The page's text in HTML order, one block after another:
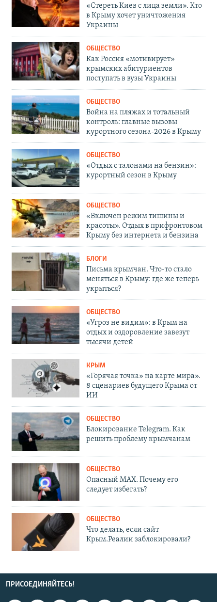
«Стереть Киев с лица земли». Кто
в Крыму хочет уничтожения
Украины
ОБЩЕСТВО
Как Россия «мотивирует»
крымских абитуриентов
поступать в вузы Украины
ОБЩЕСТВО
Война на пляжах и тотальный
контроль: главные вызовы
курортного сезона-2026 в Крыму
ОБЩЕСТВО
«Отдых с талонами на бензин»:
курортный сезон в Крыму
ОБЩЕСТВО
«Включен режим тишины и
красоты». Отдых в прифронтовом
Крыму без интернета и бензина
БЛОГИ
Письма крымчан. Что-то стало
меняться в Крыму: где же теперь
укрыться?
ОБЩЕСТВО
«Угроз не видим»: в Крым на
отдых и оздоровление завезут
тысячи детей
КРЫМ
«Горячая точка» на карте мира».
8 сценариев будущего Крыма от
ИИ
ОБЩЕСТВО
Блокирование Telegram. Как
решить проблему крымчанам
ОБЩЕСТВО
Опасный MAX. Почему его
следует избегать?
ОБЩЕСТВО
Что делать, если сайт
Крым.Реалии заблокировали?
ПРИСОЕДИНЯЙТЕСЬ!